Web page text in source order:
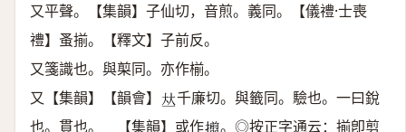
又平聲。【集韻】子仙切，音煎。義同。【儀禮·士喪
禮】蚤揃。【釋文】子前反。
又箋識也。與㮍同。亦作椾。
又【集韻】【韻會】 𠀤千廉切。與籤同。驗也。一曰銳
也。貫也。 【集韻】或作
。◎按正字通云：揃卽剪